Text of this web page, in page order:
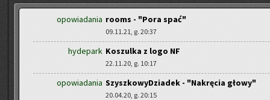
opowiadania rooms - "Pora spać"
09.11.21, g. 20:37
hydepark Koszulka z logo NF
22.11.20, g. 10:17
opowiadania SzyszkowyDziadek - "Nakręcia głowy"
20.04.20, g. 20:15